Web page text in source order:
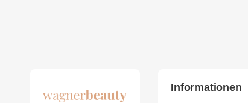
Informationen